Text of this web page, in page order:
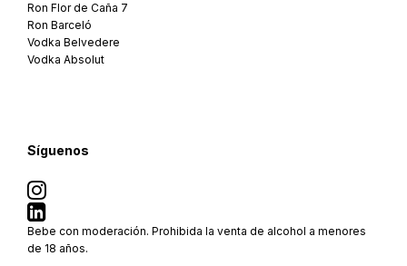
Ron Flor de Caña 7
Ron Barceló
Vodka Belvedere
Vodka Absolut
Síguenos
Bebe con moderación. Prohibida la venta de alcohol a menores
de 18 años.